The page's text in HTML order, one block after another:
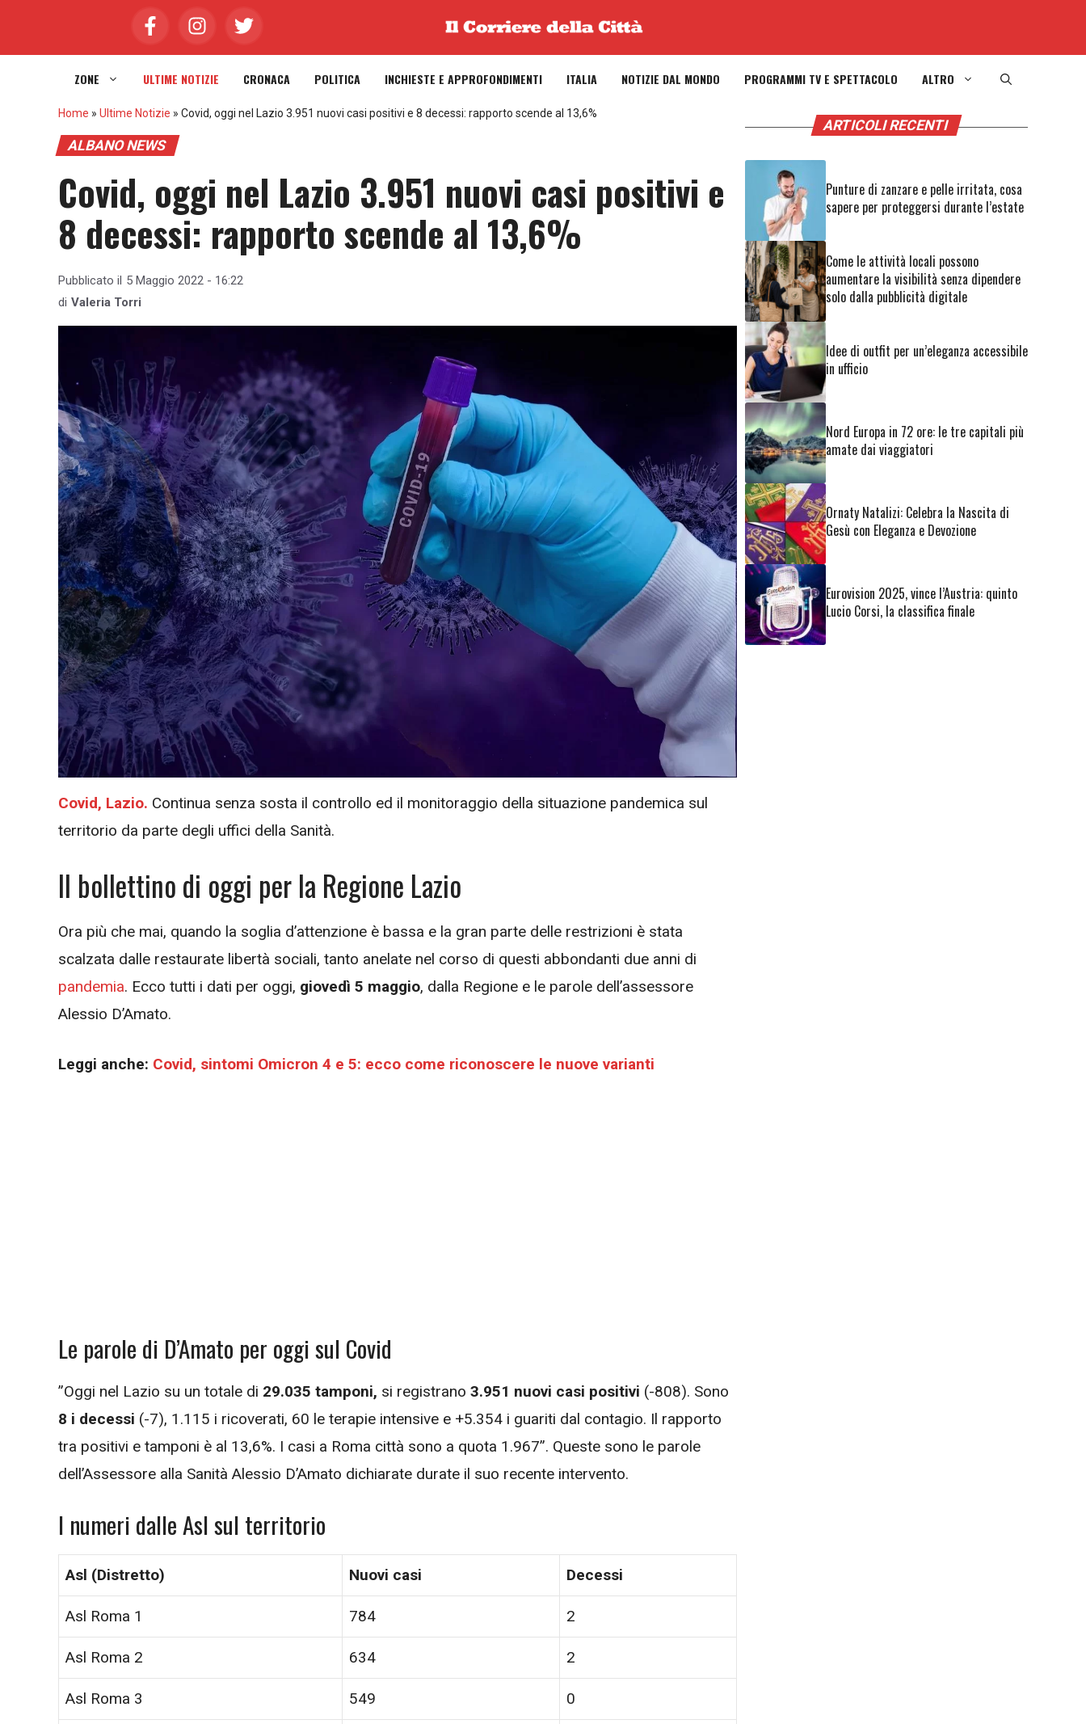
ZONE ULTIME NOTIZIE CRONACA POLITICA INCHIESTE E APPROFONDIMENTI ITALIA NOTIZIE DAL MONDO PROGRAMMI TV E SPETTACOLO ALTRO
Home » Ultime Notizie » Covid, oggi nel Lazio 3.951 nuovi casi positivi e 8 decessi: rapporto scende al 13,6%
ALBANO NEWS
Covid, oggi nel Lazio 3.951 nuovi casi positivi e
8 decessi: rapporto scende al 13,6%
Pubblicato il 5 Maggio 2022 - 16:22
di Valeria Torri
Covid, Lazio. Continua senza sosta il controllo ed il monitoraggio della situazione pandemica sul
territorio da parte degli uffici della Sanità.
Il bollettino di oggi per la Regione Lazio
Ora più che mai, quando la soglia d’attenzione è bassa e la gran parte delle restrizioni è stata
scalzata dalle restaurate libertà sociali, tanto anelate nel corso di questi abbondanti due anni di
pandemia. Ecco tutti i dati per oggi, giovedì 5 maggio, dalla Regione e le parole dell’assessore
Alessio D’Amato.
Leggi anche: Covid, sintomi Omicron 4 e 5: ecco come riconoscere le nuove varianti
Le parole di D’Amato per oggi sul Covid
”Oggi nel Lazio su un totale di 29.035 tamponi, si registrano 3.951 nuovi casi positivi (-808). Sono
8 i decessi (-7), 1.115 i ricoverati, 60 le terapie intensive e +5.354 i guariti dal contagio. Il rapporto
tra positivi e tamponi è al 13,6%. I casi a Roma città sono a quota 1.967”. Queste sono le parole
dell’Assessore alla Sanità Alessio D’Amato dichiarate durate il suo recente intervento.
I numeri dalle Asl sul territorio
Asl (Distretto) Nuovi casi Decessi
Asl Roma 1 784 2
Asl Roma 2 634 2
Asl Roma 3 549 0
ARTICOLI RECENTI
Punture di zanzare e pelle irritata, cosa
sapere per proteggersi durante l’estate
Come le attività locali possono
aumentare la visibilità senza dipendere
solo dalla pubblicità digitale
Idee di outfit per un’eleganza accessibile
in ufficio
Nord Europa in 72 ore: le tre capitali più
amate dai viaggiatori
Ornaty Natalizi: Celebra la Nascita di
Gesù con Eleganza e Devozione
Eurovision 2025, vince l’Austria: quinto
Lucio Corsi, la classifica finale